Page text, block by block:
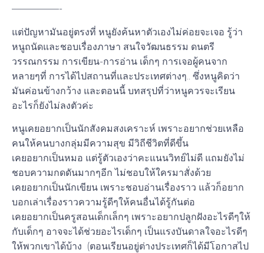
—————-
แต่ปัญหามันอยู่ตรงที่ หนูยังค้นหาตัวเองไม่ค่อยจะเจอ รู้ว่า
หนูถนัดและชอบเรื่องภาษา สนใจวัฒนธรรม ดนตรี
วรรณกรรม การเขียน-การอ่าน เด็กๆ การเจอผู้คนจาก
หลายๆที่ การได้ไปสถานที่และประเทศต่างๆ.. ซึ่งหนูคิดว่า
มันค่อนข้างกว้าง และตอนนี้ บทสรุปที่ว่าหนูควรจะเรียน
อะไรก็ยังไม่ลงตัวค่ะ
หนูเคยอยากเป็นนักสังคมสงเคราะห์ เพราะอยากช่วยเหลือ
คนให้คนบางกลุ่มมีความสุข มีวิถีชีวิตที่ดีขึ้น
เคยอยากเป็นหมอ แต่รู้ตัวเองว่าคะแนนวิทย์ไม่ดี แถมยังไม่
ชอบความกดดันมากๆอีก ไม่ชอบให้ใครมาสั่งด้วย
เคยอยากเป็นนักเขียน เพราะชอบอ่านเรื่องราว แล้วก็อยาก
บอกเล่าเรื่องราวความรู้ดีๆให้คนอื่นได้รู้กันต่อ
เคยอยากเป็นครูสอนเด็กเล็กๆ เพราะอยากปลูกฝังอะไรดีๆให้
กับเด็กๆ อาจจะได้ช่วยอะไรเด็กๆ เป็นแรงบันดาลใจอะไรดีๆ
ให้พวกเขาได้บ้าง (ตอนเรียนอยู่ต่างประเทศก็ได้มีโอกาสไป